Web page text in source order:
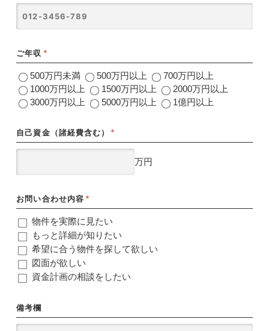
ご年収 *
500万円未満 500万円以上
700万円以上
1000万円以上
1500万円以上
2000万円以上
3000万円以上
5000万円以上 1億円以上
自己資金（諸経費含む） *
万円
お問い合わせ内容 *
物件を実際に見たい
もっと詳細が知りたい
希望に合う物件を探して欲しい
図面が欲しい
資金計画の相談をしたい
備考欄